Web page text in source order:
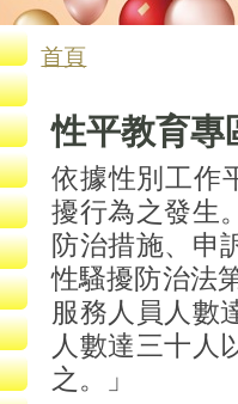
您在這裡
首頁
性平教育專
依據性別工作
擾行為之發生
防治措施、申
性騷擾防治法
服務人員人數
人數達三十人
之。」